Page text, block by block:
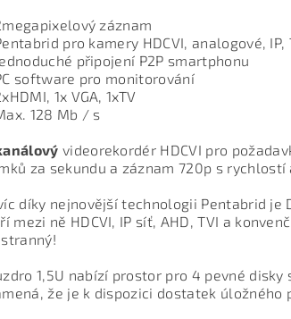
záznam
pro kamery HDCVI, analogové, IP,
připojení P2P smartphonu
software pro monitorování
1x VGA, 1xTV
128 Mb / s
videorekordér HDCVI pro
za sekundu a záznam 720p s
díky nejnovější technologii Pentabrid je
mezi ně HDCVI, IP síť, AHD, TVI a
1,5U nabízí prostor pro 4 pevné disky
že je k dispozici dostatek